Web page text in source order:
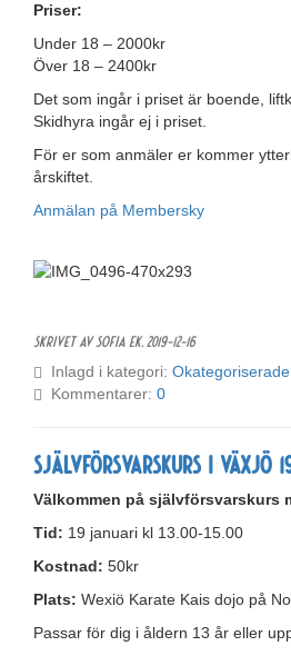
Priser:
Under 18 – 2000kr
Över 18 – 2400kr
Det som ingår i priset är boende,
Skidhyra ingår ej i priset.
För er som anmäler er kommer
årskiftet.
Anmälan på Membersky
Skrivet av Sofia Ek,2019-12-16
Inlagd i kategori: Okategoriserade
Kommentarer: 0
Självförsvarskurs i Växjö
Välkommen på självförsvarskurs
Tid: 19 januari kl 13.00-15.00
Kostnad: 50kr
Plats: Wexiö Karate Kais dojo på
Passar för dig i åldern 13 år eller